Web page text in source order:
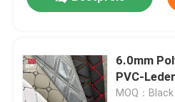
Über uns
6.0mm
PVC-
MOQ：